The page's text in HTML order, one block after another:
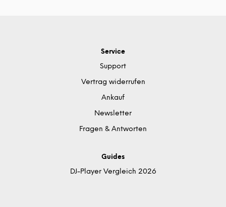
Service
Support
Vertrag widerrufen
Ankauf
Newsletter
Fragen & Antworten
Guides
DJ-Player Vergleich 2026